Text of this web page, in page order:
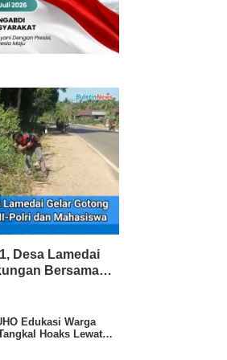
Desa Lamedai
Bersama
Edukasi Warga
Hoaks Lewat